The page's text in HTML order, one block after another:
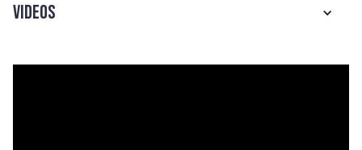
Videos